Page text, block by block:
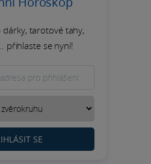
dárky, tarotové tahy,
přihlaste se nyní!
SE